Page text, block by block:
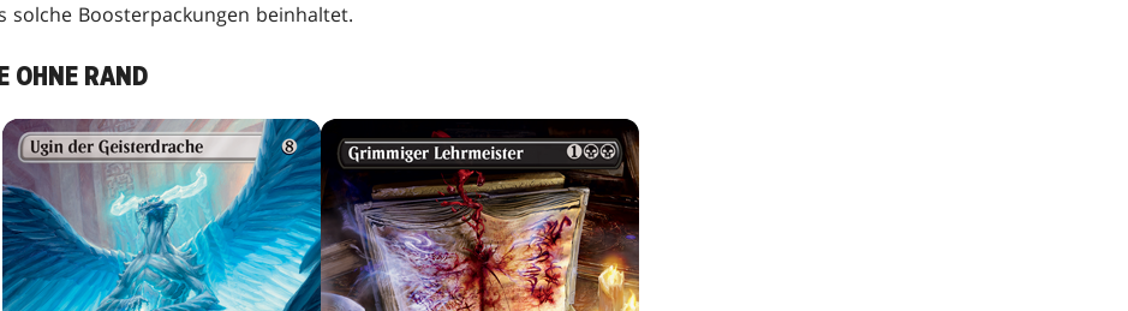
solche Boosterpackungen beinhaltet.
OHNE RAND